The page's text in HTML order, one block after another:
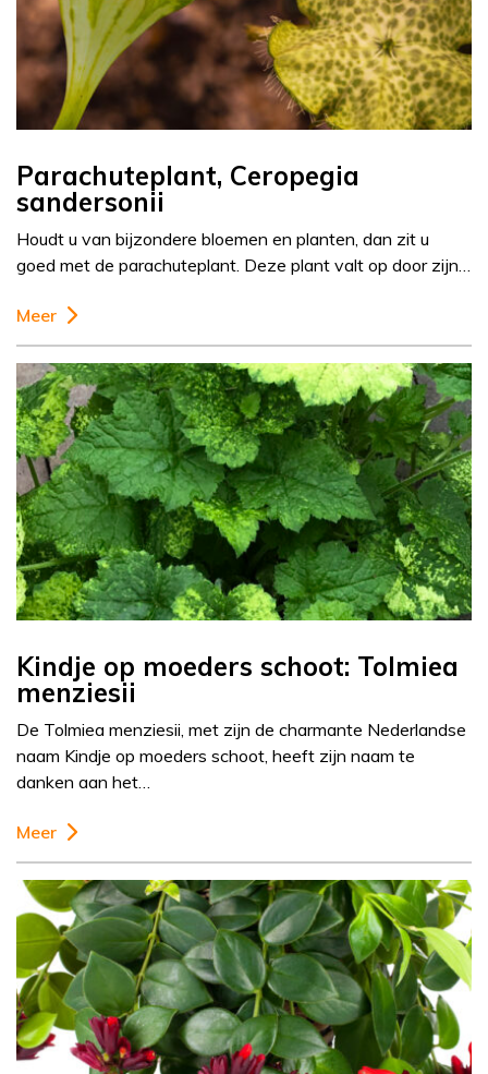
Parachuteplant, Ceropegia
sandersonii
Houdt u van bijzondere bloemen en planten, dan zit u
goed met de parachuteplant. Deze plant valt op door zijn…
Meer
Kindje op moeders schoot: Tolmiea
menziesii
De Tolmiea menziesii, met zijn de charmante Nederlandse
naam Kindje op moeders schoot, heeft zijn naam te
danken aan het…
Meer